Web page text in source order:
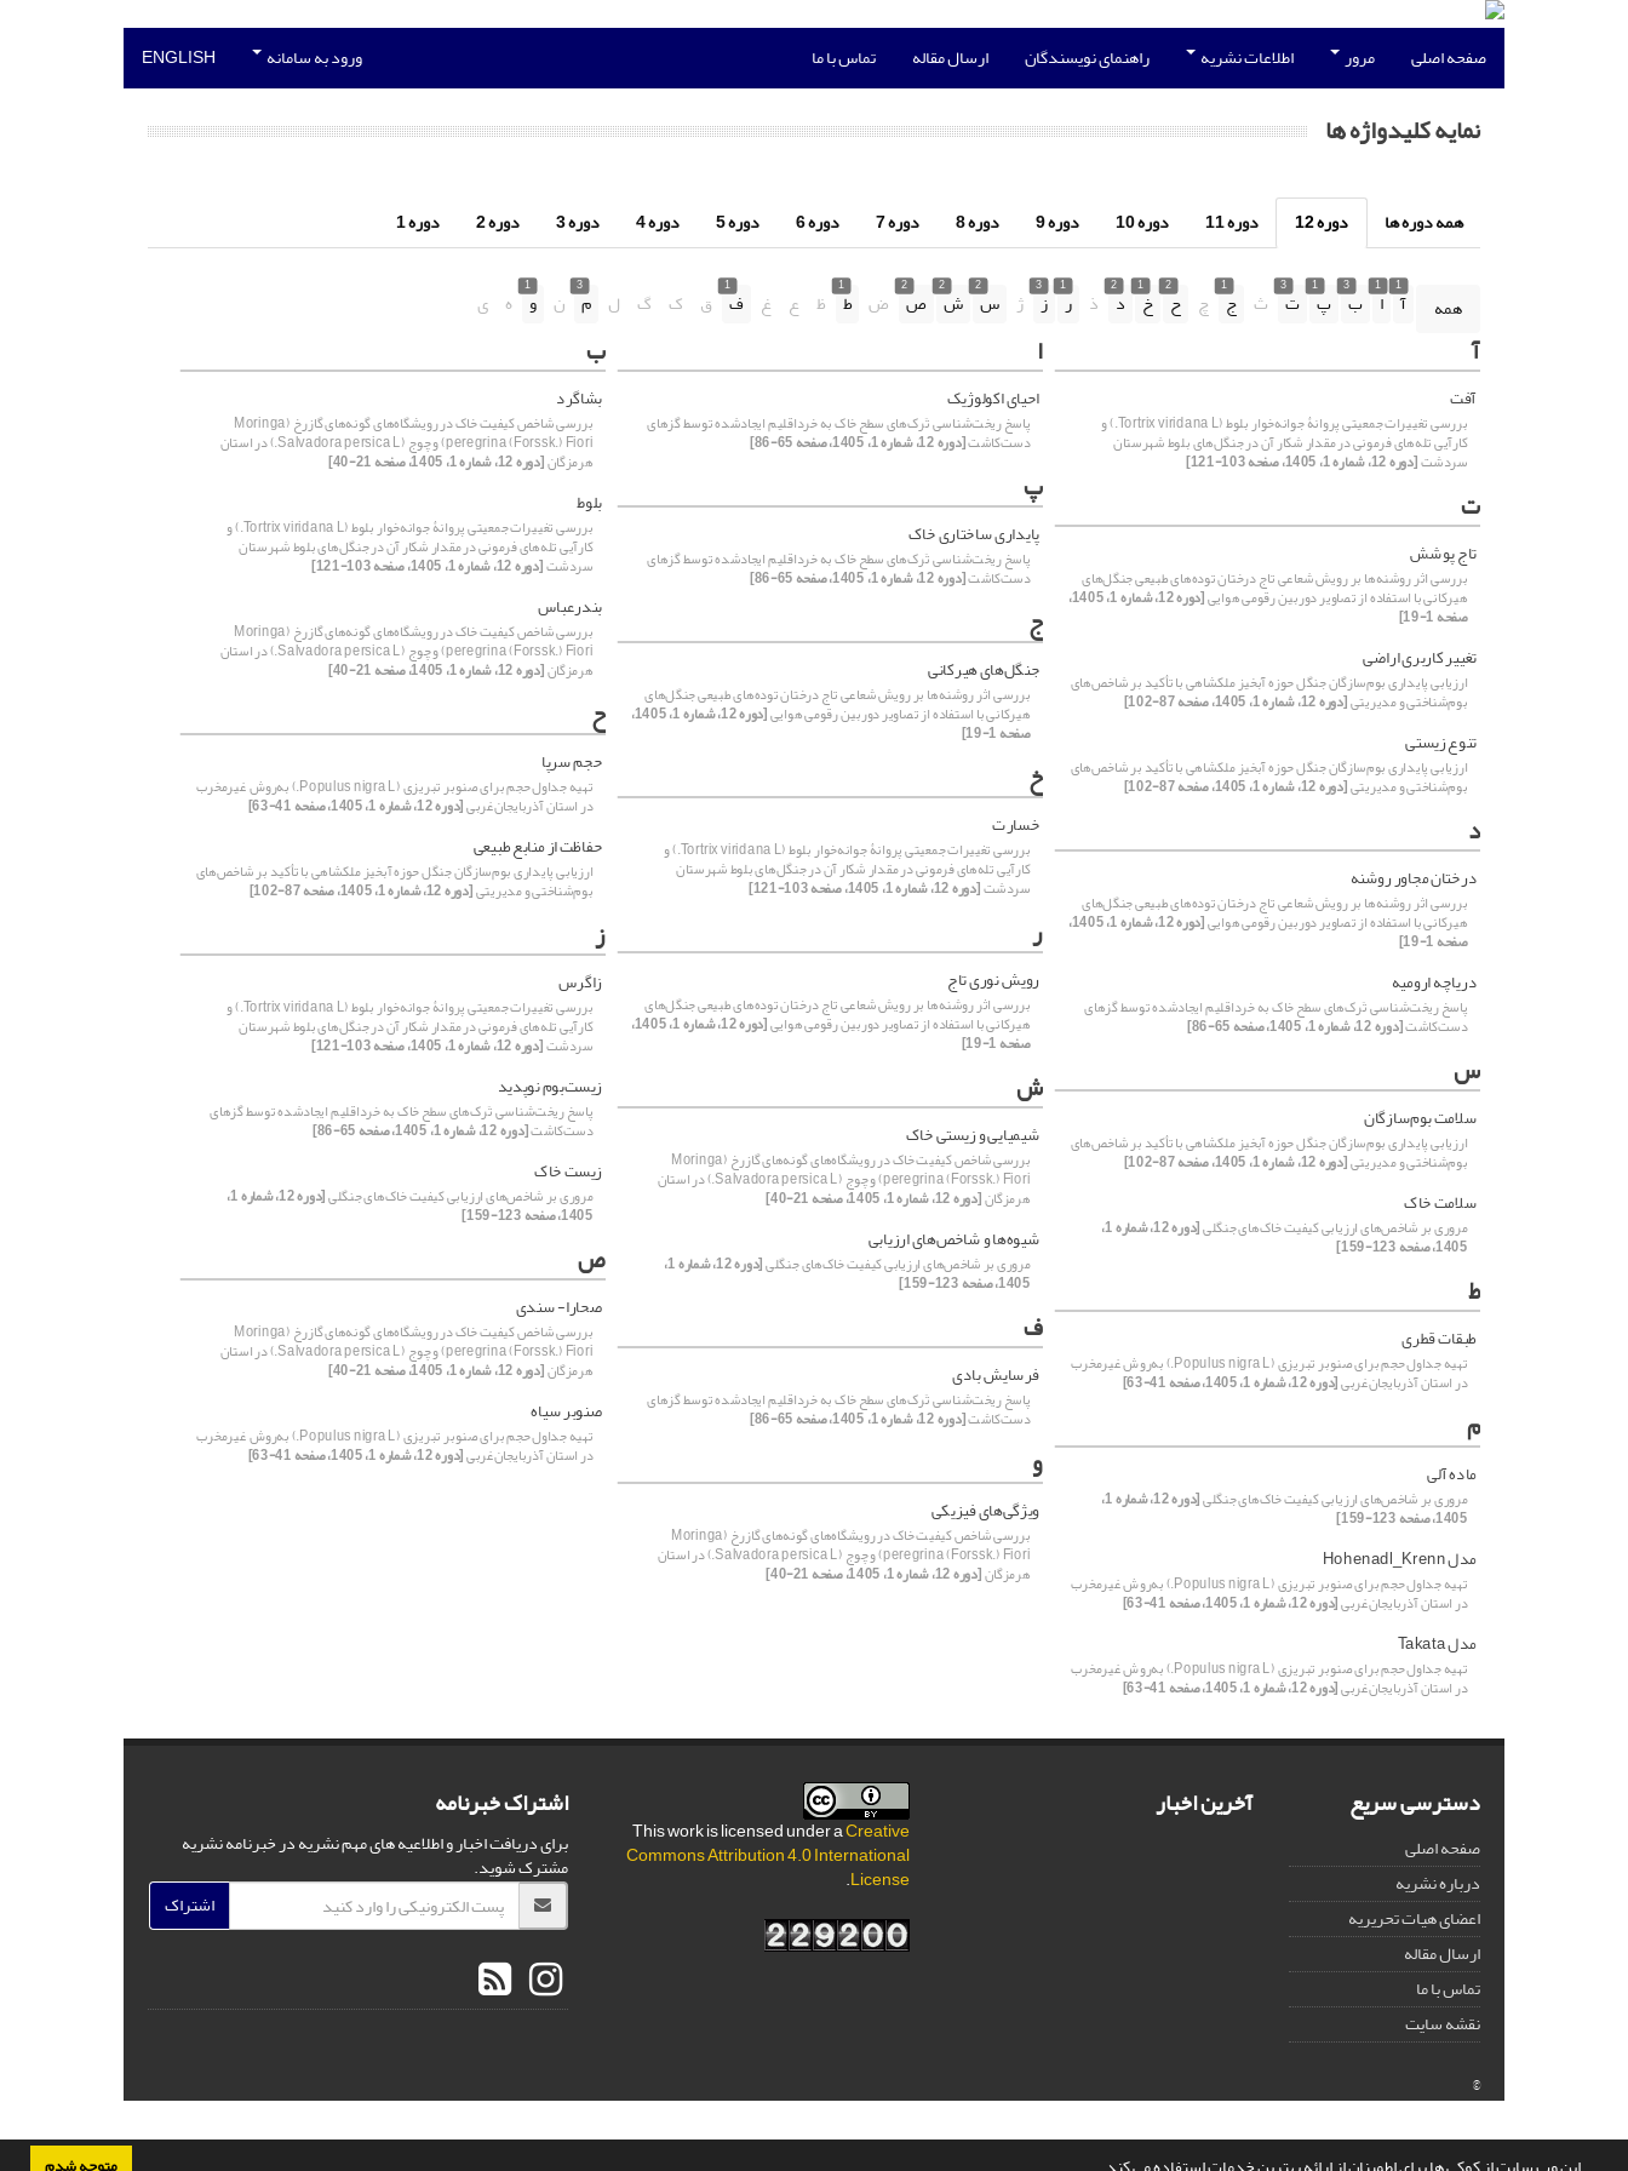
صفحه اصلی مرور اطلاعات نشریه راهنمای نویسندگان ارسال مقاله تماس با ما ورود به سامانه ENGLISH
نمایه کلیدواژه ها
همه دوره ها دوره 12 دوره 11 دوره 10 دوره 9 دوره 8 دوره 7 دوره 6 دوره 5 دوره 4 دوره 3 دوره 2 دوره 1
همه
1
آ
1
ا
3
ب
1
پ
3
ت ث
1
ج چ
2
ح
1
خ
2
د ذ
1
ر
3
ز ژ
2
س
2
ش
2
ص ض
1
ط ظ ع غ
1
ف ق ک گ ل
3
م ن
1
و ه ی
آ
آفت
بررسی تغییرات جمعیتی پروانۀ جوانه‌خوار بلوط (‏Tortrix viridana L.) و
کارآیی تله‌های فرمونی در مقدار شکار آن در جنگل‌های بلوط ‏شهرستان
سردشت[دوره 12، شماره 1، 1405، صفحه 103-121]
ا
احیای اکولوژیک
پاسخ ریخت‌شناسی تَرک‌های سطح خاک به خرداقلیم ایجادشده توسط گزهای
دست‌کاشت[دوره 12، شماره 1، 1405، صفحه 65-86]
ب
بشاگرد
بررسی شاخص کیفیت خاک در رویشگاه‌های گونه‌های گازرخ (Moringa
peregrina (Forssk.) Fiori) و چوج (Salvadora persica L.) در استان
هرمزگان[دوره 12، شماره 1، 1405، صفحه 21-40]
بلوط
بررسی تغییرات جمعیتی پروانۀ جوانه‌خوار بلوط (‏Tortrix viridana L.) و
کارآیی تله‌های فرمونی در مقدار شکار آن در جنگل‌های بلوط ‏شهرستان
سردشت[دوره 12، شماره 1، 1405، صفحه 103-121]
بندرعباس
بررسی شاخص کیفیت خاک در رویشگاه‌های گونه‌های گازرخ (Moringa
peregrina (Forssk.) Fiori) و چوج (Salvadora persica L.) در استان
هرمزگان[دوره 12، شماره 1، 1405، صفحه 21-40]
پ
پایداری ساختاری خاک
پاسخ ریخت‌شناسی تَرک‌های سطح خاک به خرداقلیم ایجادشده توسط گزهای
دست‌کاشت[دوره 12، شماره 1، 1405، صفحه 65-86]
ت
تاج پوشش
بررسی اثر روشنه‌ها بر رویش شعاعی تاج درختان توده‌های طبیعی جنگل‌های
هیرکانی با استفاده از تصاویر دوربین رقومی هوایی [دوره 12، شماره 1، 1405،
صفحه 1-19]
تغییر کاربری اراضی
ارزیابی پایداری بوم‌سازگان جنگل حوزه آبخیز ملکشاهی با تأکید بر شاخص‌های
بوم‌شناختی و مدیریتی[دوره 12، شماره 1، 1405، صفحه 87-102]
تنوع زیستی
ارزیابی پایداری بوم‌سازگان جنگل حوزه آبخیز ملکشاهی با تأکید بر شاخص‌های
بوم‌شناختی و مدیریتی[دوره 12، شماره 1، 1405، صفحه 87-102]
ج
جنگل‌های هیرکانی
بررسی اثر روشنه‌ها بر رویش شعاعی تاج درختان توده‌های طبیعی جنگل‌های
هیرکانی با استفاده از تصاویر دوربین رقومی هوایی [دوره 12، شماره 1، 1405،
صفحه 1-19] ح
حجم سرپا
تهیه جداول حجم برای صنوبر تبریزی (Populus nigra L.) به‌روش غیرمخرب
در استان آذربایجان‌غربی[دوره 12، شماره 1، 1405، صفحه 41-63]
حفاظت از منابع طبیعی
ارزیابی پایداری بوم‌سازگان جنگل حوزه آبخیز ملکشاهی با تأکید بر شاخص‌های
بوم‌شناختی و مدیریتی[دوره 12، شماره 1، 1405، صفحه 87-102]
خ
خسارت
بررسی تغییرات جمعیتی پروانۀ جوانه‌خوار بلوط (‏Tortrix viridana L.) و
کارآیی تله‌های فرمونی در مقدار شکار آن در جنگل‌های بلوط ‏شهرستان
سردشت[دوره 12، شماره 1، 1405، صفحه 103-121]
د
درختان مجاور روشنه
بررسی اثر روشنه‌ها بر رویش شعاعی تاج درختان توده‌های طبیعی جنگل‌های
هیرکانی با استفاده از تصاویر دوربین رقومی هوایی [دوره 12، شماره 1، 1405،
صفحه 1-19]
دریاچه ارومیه
پاسخ ریخت‌شناسی تَرک‌های سطح خاک به خرداقلیم ایجادشده توسط گزهای
دست‌کاشت[دوره 12، شماره 1، 1405، صفحه 65-86]
ر
رویش نوری تاج
بررسی اثر روشنه‌ها بر رویش شعاعی تاج درختان توده‌های طبیعی جنگل‌های
هیرکانی با استفاده از تصاویر دوربین رقومی هوایی [دوره 12، شماره 1، 1405،
صفحه 1-19]
ز
زاگرس
بررسی تغییرات جمعیتی پروانۀ جوانه‌خوار بلوط (‏Tortrix viridana L.) و
کارآیی تله‌های فرمونی در مقدار شکار آن در جنگل‌های بلوط ‏شهرستان
سردشت[دوره 12، شماره 1، 1405، صفحه 103-121]
زیست‌بوم نوپدید
پاسخ ریخت‌شناسی تَرک‌های سطح خاک به خرداقلیم ایجادشده توسط گزهای
دست‌کاشت[دوره 12، شماره 1، 1405، صفحه 65-86]
زیست خاک
مروری بر شاخص‌های ارزیابی کیفیت خاک‌های جنگلی [دوره 12، شماره 1،
1405، صفحه 123-159]
س
سلامت بوم‌سازگان
ارزیابی پایداری بوم‌سازگان جنگل حوزه آبخیز ملکشاهی با تأکید بر شاخص‌های
بوم‌شناختی و مدیریتی[دوره 12، شماره 1، 1405، صفحه 87-102]
سلامت خاک
مروری بر شاخص‌های ارزیابی کیفیت خاک‌های جنگلی [دوره 12، شماره 1،
1405، صفحه 123-159]
ش
شیمیایی و زیستی خاک
بررسی شاخص کیفیت خاک در رویشگاه‌های گونه‌های گازرخ (Moringa
peregrina (Forssk.) Fiori) و چوج (Salvadora persica L.) در استان
هرمزگان[دوره 12، شماره 1، 1405، صفحه 21-40]
شیوه‌ها و شاخص‌های ارزیابی
مروری بر شاخص‌های ارزیابی کیفیت خاک‌های جنگلی [دوره 12، شماره 1،
1405، صفحه 123-159]
ص
صحارا- سندی
بررسی شاخص کیفیت خاک در رویشگاه‌های گونه‌های گازرخ (Moringa
peregrina (Forssk.) Fiori) و چوج (Salvadora persica L.) در استان
هرمزگان[دوره 12، شماره 1، 1405، صفحه 21-40]
صنوبر سیاه
تهیه جداول حجم برای صنوبر تبریزی (Populus nigra L.) به‌روش غیرمخرب
در استان آذربایجان‌غربی[دوره 12، شماره 1، 1405، صفحه 41-63]
ط
طبقات قطری
تهیه جداول حجم برای صنوبر تبریزی (Populus nigra L.) به‌روش غیرمخرب
در استان آذربایجان‌غربی[دوره 12، شماره 1، 1405، صفحه 41-63]
ف
فرسایش بادی
پاسخ ریخت‌شناسی تَرک‌های سطح خاک به خرداقلیم ایجادشده توسط گزهای
دست‌کاشت[دوره 12، شماره 1، 1405، صفحه 65-86] م
ماده آلی
مروری بر شاخص‌های ارزیابی کیفیت خاک‌های جنگلی [دوره 12، شماره 1،
1405، صفحه 123-159]
مدل Hohenadl_Krenn
تهیه جداول حجم برای صنوبر تبریزی (Populus nigra L.) به‌روش غیرمخرب
در استان آذربایجان‌غربی[دوره 12، شماره 1، 1405، صفحه 41-63]
مدل Takata
تهیه جداول حجم برای صنوبر تبریزی (Populus nigra L.) به‌روش غیرمخرب
در استان آذربایجان‌غربی[دوره 12، شماره 1، 1405، صفحه 41-63]
و
ویژگی‌های فیزیکی
بررسی شاخص کیفیت خاک در رویشگاه‌های گونه‌های گازرخ (Moringa
peregrina (Forssk.) Fiori) و چوج (Salvadora persica L.) در استان
هرمزگان[دوره 12، شماره 1، 1405، صفحه 21-40]
دسترسی سریع
صفحه اصلی
درباره نشریه
اعضای هیات تحریریه
ارسال مقاله
تماس با ما
نقشه سایت
آخرین اخبار
This work is licensed under aCreative
Commons Attribution 4.0 International
License
.
اشتراک خبرنامه
برای دریافت اخبار و اطلاعیه های مهم نشریه در خبرنامه نشریه
مشترک شوید.
اشتراک
©